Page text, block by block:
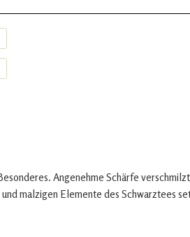
Angenehme Schärfe
malzigen Elemente des Schwarztees